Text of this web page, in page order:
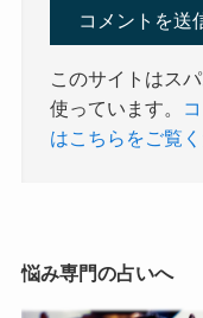
このサイトはス
使っています。
はこちらをご覧
悩み専門の占いへ